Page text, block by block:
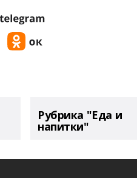
Рубрика "Еда и
напитки"